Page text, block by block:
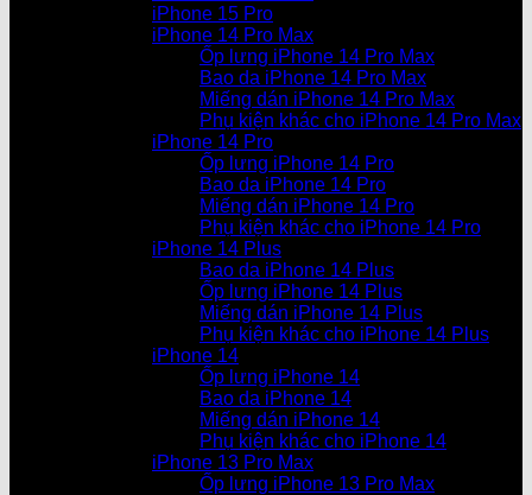
iPhone 15 Pro
iPhone 14 Pro Max
Ốp lưng iPhone 14 Pro Max
Bao da iPhone 14 Pro Max
Miếng dán iPhone 14 Pro Max
Phụ kiện khác cho iPhone 14 Pro Max
iPhone 14 Pro
Ốp lưng iPhone 14 Pro
Bao da iPhone 14 Pro
Miếng dán iPhone 14 Pro
Phụ kiện khác cho iPhone 14 Pro
iPhone 14 Plus
Bao da iPhone 14 Plus
Ốp lưng iPhone 14 Plus
Miếng dán iPhone 14 Plus
Phụ kiện khác cho iPhone 14 Plus
iPhone 14
Ốp lưng iPhone 14
Bao da iPhone 14
Miếng dán iPhone 14
Phụ kiện khác cho iPhone 14
iPhone 13 Pro Max
Ốp lưng iPhone 13 Pro Max